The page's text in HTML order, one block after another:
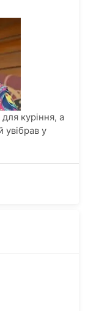
куріння, а
увібрав у